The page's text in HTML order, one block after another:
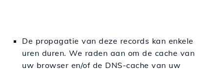
De propagatie van deze records kan enkele
uren duren. We raden aan om de cache van
uw browser en/of de DNS-cache van uw